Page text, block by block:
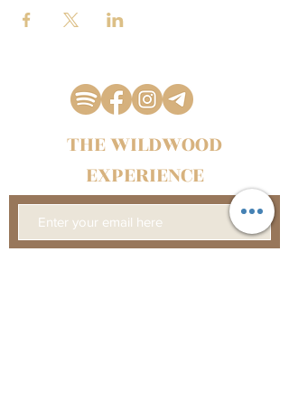
THE WILDWOOD
EXPERIENCE